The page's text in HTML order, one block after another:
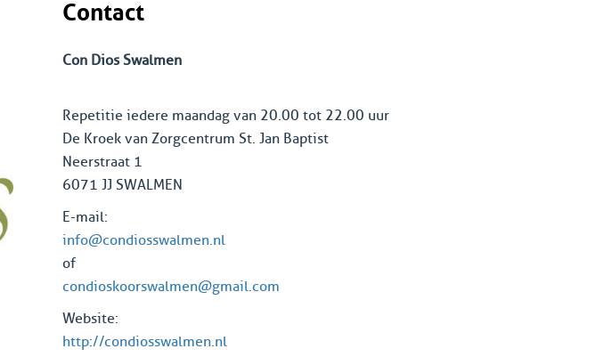
Contact
Con Dios Swalmen
Repetitie iedere maandag van 20.00 tot 22.00 uur
De Kroek van Zorgcentrum St. Jan Baptist
Neerstraat 1
6071 JJ SWALMEN
E-mail:
info@condiosswalmen.nl
of
condioskoorswalmen@gmail.com
Website:
http://condiosswalmen.nl